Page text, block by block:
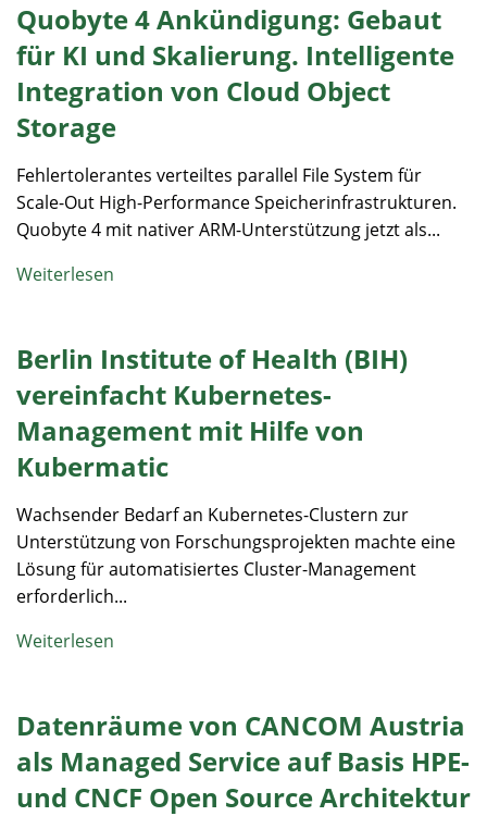
Quobyte 4 Ankündigung: Gebaut
für KI und Skalierung. Intelligente
Integration von Cloud Object
Storage
Fehlertolerantes verteiltes parallel File System für
Scale-Out High-Performance Speicherinfrastrukturen.
Quobyte 4 mit nativer ARM-Unterstützung jetzt als...
Weiterlesen
Berlin Institute of Health (BIH)
vereinfacht Kubernetes-
Management mit Hilfe von
Kubermatic
Wachsender Bedarf an Kubernetes-Clustern zur
Unterstützung von Forschungsprojekten machte eine
Lösung für automatisiertes Cluster-Management
erforderlich...
Weiterlesen
Datenräume von CANCOM Austria
als Managed Service auf Basis HPE-
und CNCF Open Source Architektur